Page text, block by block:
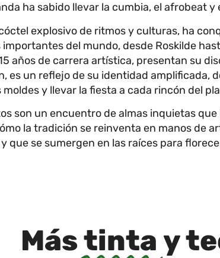
ha sabido llevar la cumbia, el afrobeat
explosivo de ritmos y culturas, ha
del mundo, desde Roskilde
años de carrera artística, presentan su
es un reflejo de su identidad amplificada,
moldes y llevar la fiesta a cada rincón del
son un encuentro de almas inquietas
la tradición se reinventa en manos de
que se sumergen en las raíces para
Mástinta y